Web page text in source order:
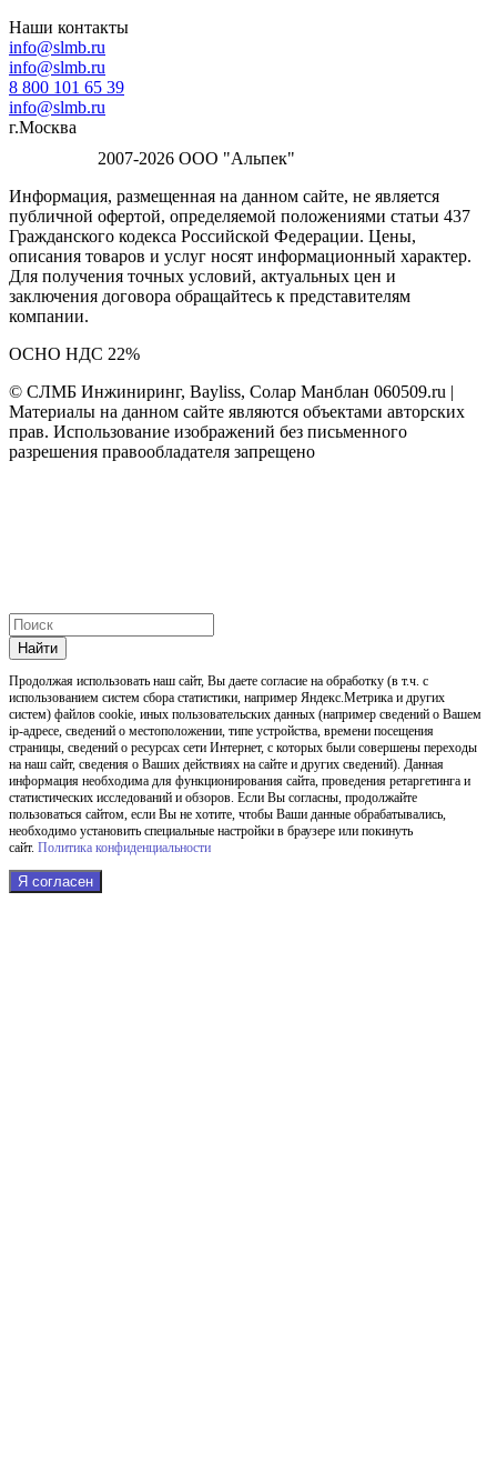
Наши контакты
info@slmb.ru
info@slmb.ru
8 800 101 65 39
info@slmb.ru
г.Москва
2007-2026 ООО "Альпек"
Информация, размещенная на данном сайте, не является
публичной офертой, определяемой положениями статьи 437
Гражданского кодекса Российской Федерации. Цены,
описания товаров и услуг носят информационный характер.
Для получения точных условий, актуальных цен и
заключения договора обращайтесь к представителям
компании.
ОСНО НДС 22%
© СЛМБ Инжиниринг, Bayliss, Солар Манблан 060509.ru |
Материалы на данном сайте являются объектами авторских
прав. Использование изображений без письменного
разрешения правообладателя запрещено
Найти
Продолжая использовать наш cайт, Вы даете согласие на обработку (в т.ч. с
использованием систем сбора статистики, например Яндекс.Метрика и других
систем) файлов cookie, иных пользовательских данных (например сведений о Вашем
ip-адресе, сведений о местоположении, типе устройства, времени посещения
страницы, сведений о ресурсах сети Интернет, с которых были совершены переходы
на наш сайт, сведения о Ваших действиях на сайте и других сведений). Данная
информация необходима для функционирования сайта, проведения ретаргетинга и
статистических исследований и обзоров. Если Вы согласны, продолжайте
пользоваться сайтом, если Вы не хотите, чтобы Ваши данные обрабатывались,
необходимо установить специальные настройки в браузере или покинуть
сайт. Политика конфиденциальности
Я согласен